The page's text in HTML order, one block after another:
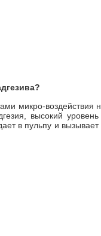
микро-воздействия
высокий уровень
в пульпу и вызывает